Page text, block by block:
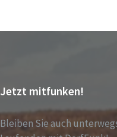
Jetzt mitfunken!
Bleiben Sie auch